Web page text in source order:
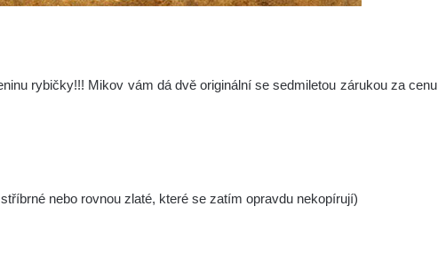
rybičky!!! Mikov vám dá dvě originální se sedmiletou zárukou za cenu
nebo rovnou zlaté, které se zatím opravdu nekopírují)